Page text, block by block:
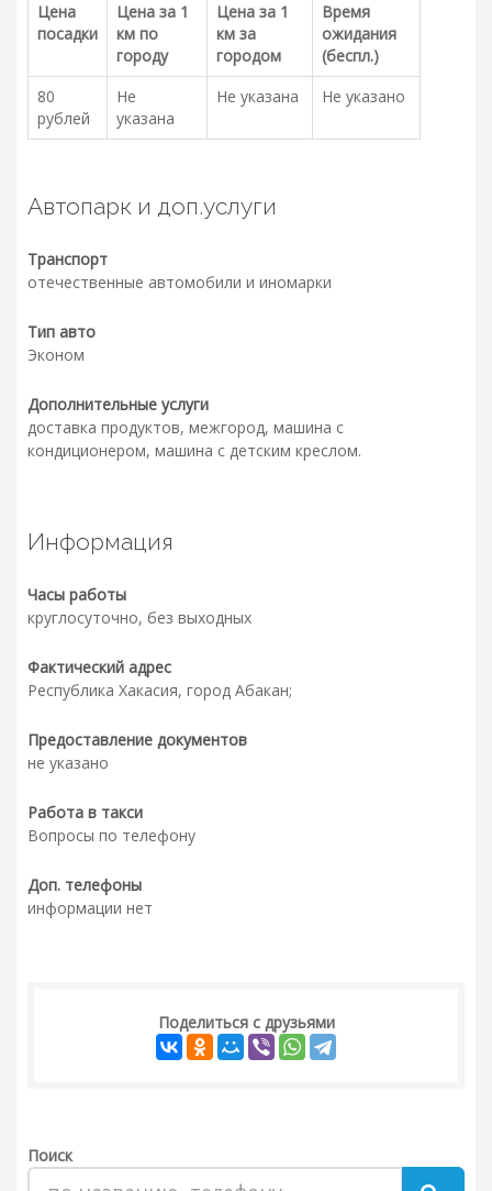
Цена
посадки
Цена за 1
км по
городу
Цена за 1
км за
городом
Время
ожидания
(беспл.)
80
рублей
Не
указана
Не указана Не указано
Автопарк и доп.услуги
Транспорт
отечественные автомобили и иномарки
Тип авто
Эконом
Дополнительные услуги
доставка продуктов, межгород, машина с
кондиционером, машина с детским креслом.
Информация
Часы работы
круглосуточно, без выходных
Фактический адрес
Республика Хакасия, город Абакан;
Предоставление документов
не указано
Работа в такси
Вопросы по телефону
Доп. телефоны
информации нет
Поделиться с друзьями
Поиск